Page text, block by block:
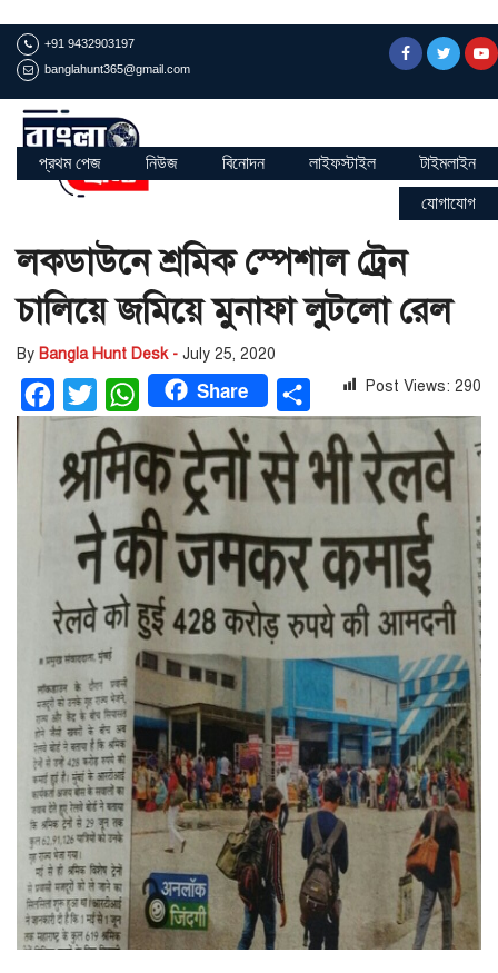
+91 9432903197
banglahunt365@gmail.com
প্রথম পেজ নিউজ বিনোদন লাইফস্টাইল টাইমলাইন
যোগাযোগ
লকডাউনে শ্রমিক স্পেশাল ট্রেন
চালিয়ে জমিয়ে মুনাফা লুটলো রেল
By Bangla Hunt Desk - July 25, 2020
Facebook
TwitterWhatsApp
Share
Share
Post Views: 290